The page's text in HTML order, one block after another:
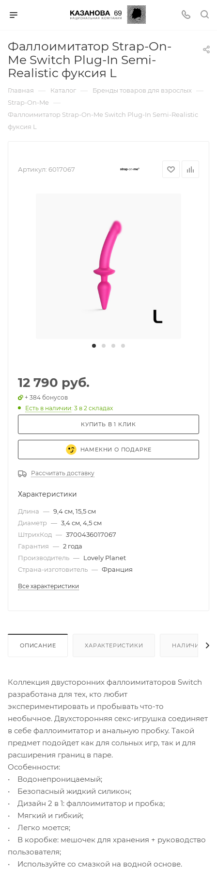
Фаллоимитатор Strap-On-
Me Switch Plug-In Semi-
Realistic фуксия L
Главная — Каталог — Бренды товаров для взрослых —
Strap-On-Me —
Фаллоимитатор Strap-On-Me Switch Plug-In Semi-Realistic
фуксия L
Артикул: 6017067
12 790 руб.
+ 384 бонусов
Есть в наличии: 3 в 2 складах
КУПИТЬ В 1 КЛИК
НАМЕКНИ О ПОДАРКЕ
Рассчитать доставку
Характеристики
Длина — 9,4 см, 15,5 см
Диаметр — 3,4 см, 4,5 см
ШтрихКод — 3700436017067
Гарантия — 2 года
Производитель — Lovely Planet
Страна-изготовитель — Франция
Все характеристики
ОПИСАНИЕ ХАРАКТЕРИСТИКИ НАЛИЧИЕ
Коллекция двусторонних фаллоимитаторов Switch
разработана для тех, кто любит
экспериментировать и пробывать что-то
необычное. Двухсторонняя секс-игрушка соединяет
в себе фаллоимитатор и анальную пробку. Такой
предмет подойдет как для сольных игр, так и для
расширения границ в паре.
Особенности:
• Водонепроницаемый;
• Безопасный жидкий силикон;
• Дизайн 2 в 1: фаллоимитатор и пробка;
• Мягкий и гибкий;
• Легко моется;
• В коробке: мешочек для хранения + руководство
пользователя;
• Используйте со смазкой на водной основе.